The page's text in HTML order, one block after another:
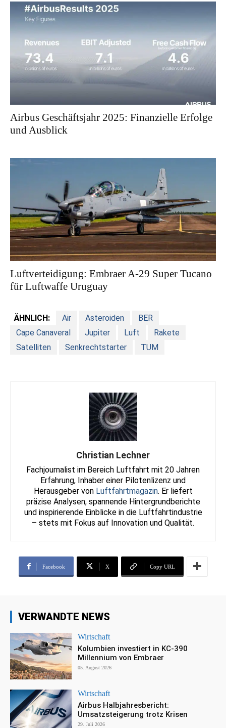
Airbus Geschäftsjahr 2025: Finanzielle Erfolge
und Ausblick
Luftverteidigung: Embraer A-29 Super Tucano
für Luftwaffe Uruguay
ÄHNLICH: Air Asteroiden
BER
Cape Canaveral
Jupiter Luft
Rakete
Satelliten
Senkrechtstarter TUM
Christian Lechner
Fachjournalist im Bereich Luftfahrt mit 20 Jahren
Erfahrung, Inhaber einer Pilotenlizenz und
Herausgeber von Luftfahrtmagazin. Er liefert
präzise Analysen, spannende Hintergrundberichte
und inspirierende Einblicke in die Luftfahrtindustrie
– stets mit Fokus auf Innovation und Qualität.
Facebook X Copy URL
VERWANDTE NEWS
Wirtschaft
Kolumbien investiert in KC-390
Millennium von Embraer
05. August 2026
Wirtschaft
Airbus Halbjahresbericht:
Umsatzsteigerung trotz Krisen
29. Juli 2026